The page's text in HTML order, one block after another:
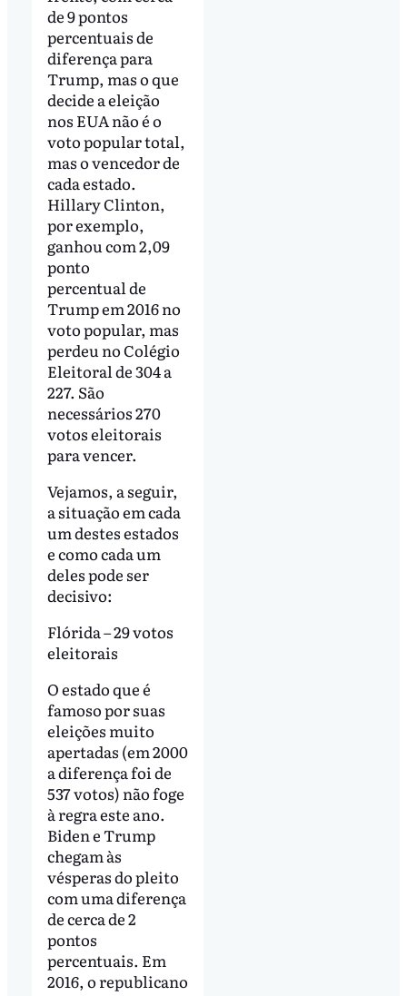
de 9 pontos
percentuais de
diferença para
Trump, mas o que
decide a eleição
nos EUA não é o
voto popular total,
mas o vencedor de
cada estado.
Hillary Clinton,
por exemplo,
ganhou com 2,09
ponto
percentual de
Trump em 2016 no
voto popular, mas
perdeu no Colégio
Eleitoral de 304 a
227. São
necessários 270
votos eleitorais
para vencer.
Vejamos, a seguir,
a situação em cada
um destes estados
e como cada um
deles pode ser
decisivo:
Flórida – 29 votos
eleitorais
O estado que é
famoso por suas
eleições muito
apertadas (em 2000
a diferença foi de
537 votos) não foge
à regra este ano.
Biden e Trump
chegam às
vésperas do pleito
com uma diferença
de cerca de 2
pontos
percentuais. Em
2016, o republicano